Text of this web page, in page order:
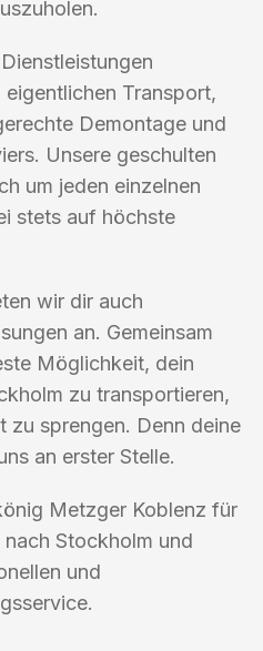
Transport,
Demontage und
Unsere geschulten
um jeden einzelnen
stets auf höchste
wir dir auch
an. Gemeinsam
Möglichkeit, dein
zu transportieren,
zu sprengen. Denn deine
an erster Stelle.
Metzger Koblenz für
Stockholm und
und